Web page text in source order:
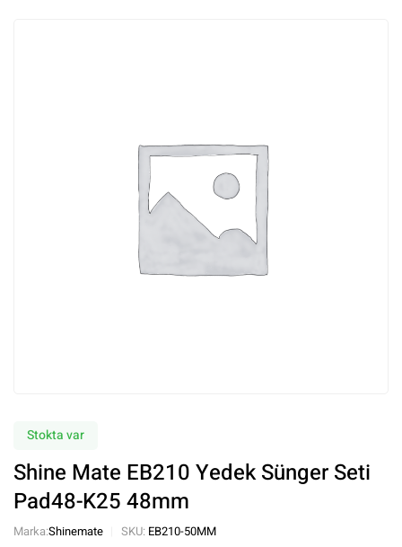
Stokta var
Shine Mate EB210 Yedek Sünger Seti
Pad48-K25 48mm
Marka:Shinemate SKU: EB210-50MM